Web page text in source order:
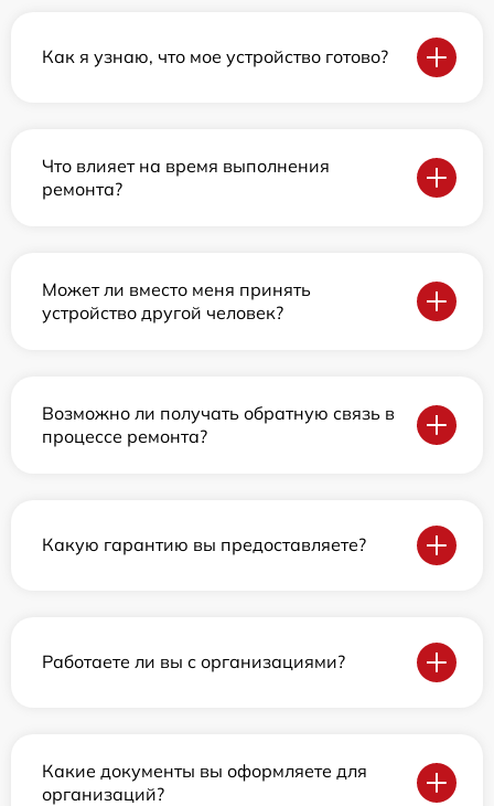
Как я узнаю, что мое устройство готово?
Что влияет на время выполнения
ремонта?
Может ли вместо меня принять
устройство другой человек?
Возможно ли получать обратную связь в
процессе ремонта?
Какую гарантию вы предоставляете?
Работаете ли вы с организациями?
Какие документы вы оформляете для
организаций?